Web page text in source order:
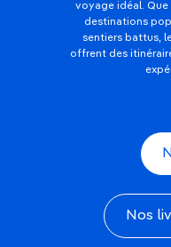
voyage idéal. Que
destinations
sentiers battus,
offrent des
Nos